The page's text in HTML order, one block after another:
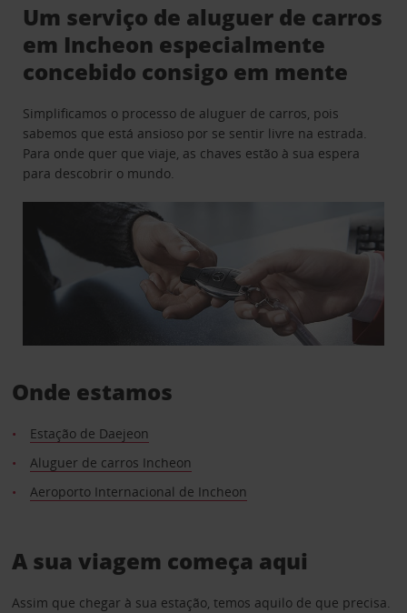
Um serviço de aluguer de carros
em Incheon especialmente
concebido consigo em mente
Simplificamos o processo de aluguer de carros, pois
sabemos que está ansioso por se sentir livre na estrada.
Para onde quer que viaje, as chaves estão à sua espera
para descobrir o mundo.
Onde estamos
Estação de Daejeon
Aluguer de carros Incheon
Aeroporto Internacional de Incheon
A sua viagem começa aqui
Assim que chegar à sua estação, temos aquilo de que precisa.